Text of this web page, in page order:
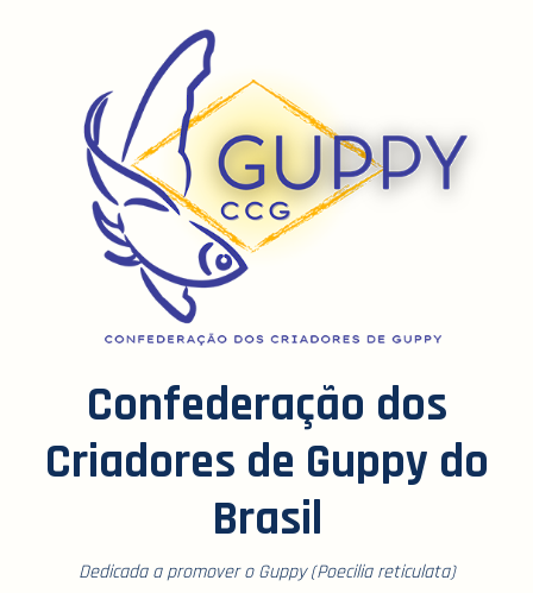
Confederação dos
Criadores de Guppy do
Brasil
Dedicada a promover o Guppy (Poecilia reticulata)